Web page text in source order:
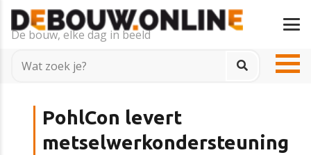
De bouw, elke dag in beeld
PohlCon levert
metselwerkondersteuning